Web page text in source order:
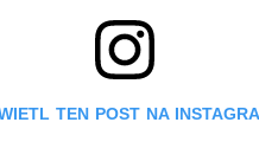
TEN POST NA